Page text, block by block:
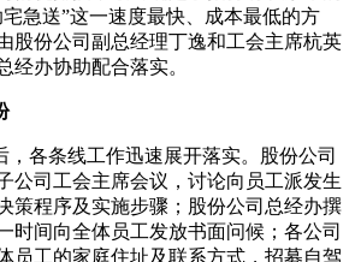
急送”这一速度最快、成本最低的方
股份公司副总经理丁逸和工会主席杭英
经办协助配合落实。
，各条线工作迅速展开落实。股份公司
公司工会主席会议，讨论向员工派发生
策程序及实施步骤；股份公司总经办撰
时间向全体员工发放书面问候；各公司
员工的家庭住址及联系方式，招募自驾